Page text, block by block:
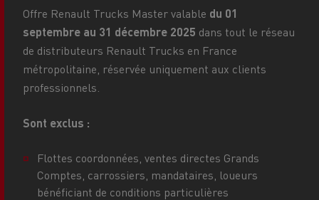
Offre Renault Trucks Master valable du 01
septembre au 31 décembre 2025 dans tout le réseau
de distributeurs Renault Trucks en France
métropolitaine, réservée uniquement aux clients
professionnels.
Sont exclus :
Flottes coordonnées, ventes directes Grands
Comptes, carrossiers, mandataires, loueurs
bénéficiant de conditions particulières